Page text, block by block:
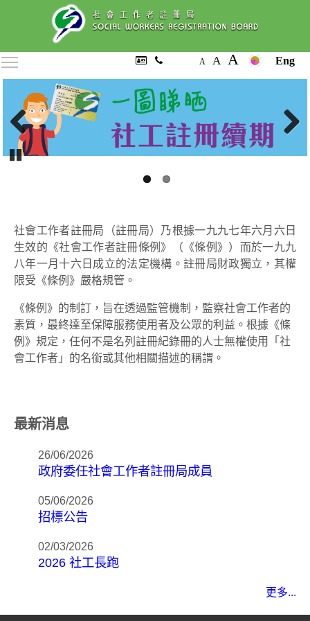
A A A Eng
Previous
Next
Toggle main menu visibility
社會工作者註冊局（註冊局）乃根據一九九七年六月六日
生效的《社會工作者註冊條例》（《條例》）而於一九九
八年一月十六日成立的法定機構。註冊局財政獨立，其權
限受《條例》嚴格規管。
《條例》的制訂，旨在透過監管機制，監察社會工作者的
素質，最終達至保障服務使用者及公眾的利益。根據《條
例》規定，任何不是名列註冊紀錄冊的人士無權使用「社
會工作者」的名銜或其他相關描述的稱謂。
最新消息
26/06/2026
政府委任社會工作者註冊局成員
05/06/2026
招標公告
02/03/2026
2026 社工長跑
更多...